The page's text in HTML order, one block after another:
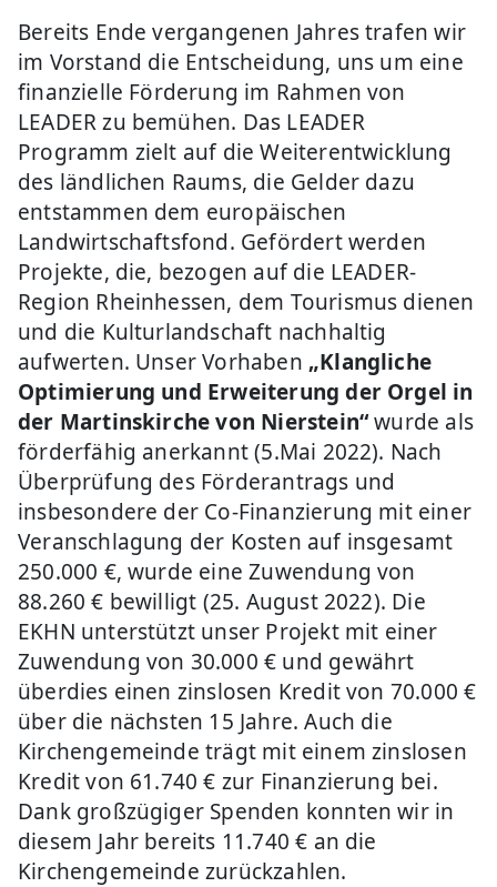
Bereits Ende vergangenen Jahres trafen wir
im Vorstand die Entscheidung, uns um eine
finanzielle Förderung im Rahmen von
LEADER zu bemühen. Das LEADER
Programm zielt auf die Weiterentwicklung
des ländlichen Raums, die Gelder dazu
entstammen dem europäischen
Landwirtschaftsfond. Gefördert werden
Projekte, die, bezogen auf die LEADER-
Region Rheinhessen, dem Tourismus dienen
und die Kulturlandschaft nachhaltig
aufwerten. Unser Vorhaben „Klangliche
Optimierung und Erweiterung der Orgel in
der Martinskirche von Nierstein“wurde als
förderfähig anerkannt (5.Mai 2022). Nach
Überprüfung des Förderantrags und
insbesondere der Co-Finanzierung mit einer
Veranschlagung der Kosten auf insgesamt
250.000 €, wurde eine Zuwendung von
88.260 € bewilligt (25. August 2022). Die
EKHN unterstützt unser Projekt mit einer
Zuwendung von 30.000 € und gewährt
überdies einen zinslosen Kredit von 70.000 €
über die nächsten 15 Jahre. Auch die
Kirchengemeinde trägt mit einem zinslosen
Kredit von 61.740 € zur Finanzierung bei.
Dank großzügiger Spenden konnten wir in
diesem Jahr bereits 11.740 € an die
Kirchengemeinde zurückzahlen.